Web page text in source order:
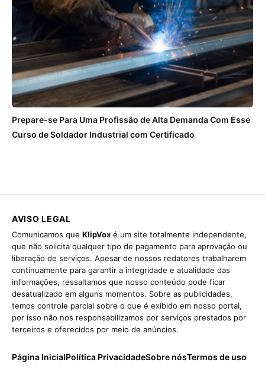
Prepare-se Para Uma Profissão de Alta Demanda Com Esse
Curso de Soldador Industrial com Certificado
AVISO LEGAL
Comunicamos que KlipVox é um site totalmente independente,
que não solicita qualquer tipo de pagamento para aprovação ou
liberação de serviços. Apesar de nossos redatores trabalharem
continuamente para garantir a integridade e atualidade das
informações, ressaltamos que nosso conteúdo pode ficar
desatualizado em alguns momentos. Sobre as publicidades,
temos controle parcial sobre o que é exibido em nosso portal,
por isso não nos responsabilizamos por serviços prestados por
terceiros e oferecidos por meio de anúncios.
Página InicialPolítica PrivacidadeSobre nósTermos de uso